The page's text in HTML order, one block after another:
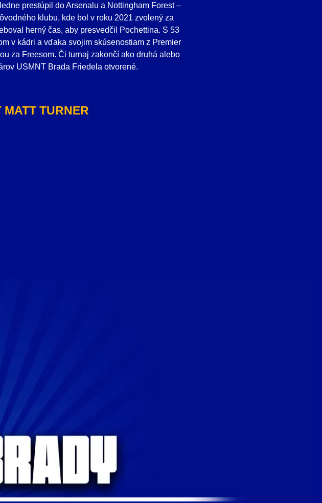
prestúpil do Arsenalu a Nottingham Forest –
klubu, kde bol v roku 2021 zvolený za
herný čas, aby presvedčil Pochettina. S 53
v kádri a vďaka svojim skúsenostiam z Premier
za Freesom. Či turnaj zakončí ako druhá alebo
USMNT Brada Friedela otvorené.
TURNER